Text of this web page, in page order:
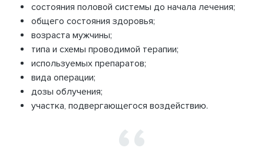
состояния половой системы до начала лечения;
общего состояния здоровья;
возраста мужчины;
типа и схемы проводимой терапии;
используемых препаратов;
вида операции;
дозы облучения;
участка, подвергающегося воздействию.